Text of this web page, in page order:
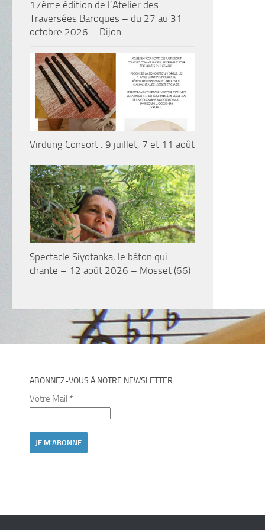
17ème édition de l’Atelier des
Traversées Baroques – du 27 au 31
octobre 2026 – Dijon
Virdung Consort : 9 juillet, 7 et 11 août
Spectacle Siyotanka, le bâton qui
chante – 12 août 2026 – Mosset (66)
ABONNEZ-VOUS À NOTRE NEWSLETTER
Votre Mail *